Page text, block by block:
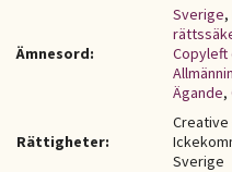
Ämnesord:
Sverige,
Ägande,
Rättigheter:
Creative
Sverige